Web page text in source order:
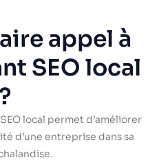
appel à
SEO local
?
local permet d’améliorer
d’une entreprise dans sa